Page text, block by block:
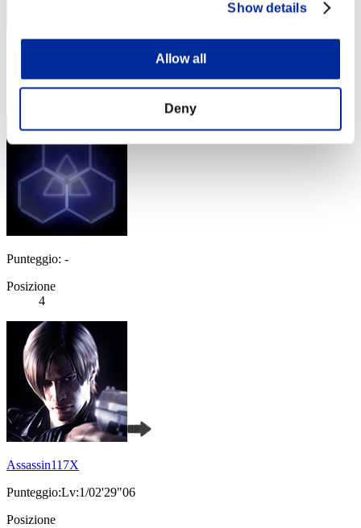
Show details
Allow all
Deny
Posizione
Punteggio: -
Posizione
4
Assassin117X
Punteggio:Lv:1/02'29"06
Posizione